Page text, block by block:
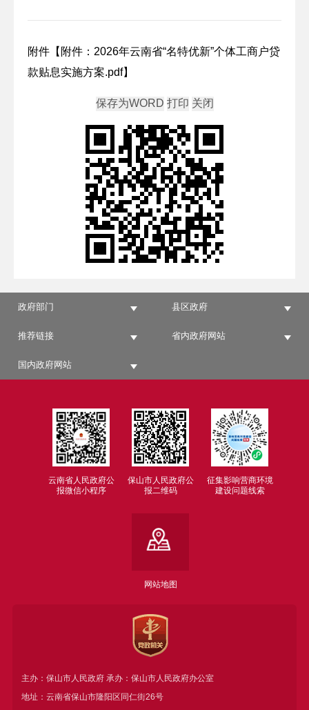
附件【 附件：2026年云南省“名特优新”个体工商户贷
款贴息实施方案.pdf】
政府部门 县区政府
推荐链接 省内政府网站
国内政府网站
云南省人民政府公
报微信小程序
保山市人民政府公
报二维码
征集影响营商环境
建设问题线索
网站地图
主办：保山市人民政府 承办：保山市人民政府办公室
地址：云南省保山市隆阳区同仁街26号